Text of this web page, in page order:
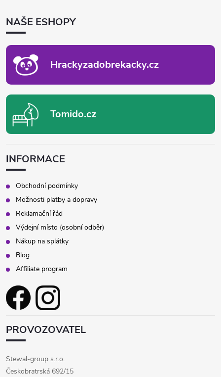
ANAŠE ESHOPY
Hrackyzadobrekacky.cz
Tomido.cz
INFORMACE
Obchodní podmínky
Možnosti platby a dopravy
Reklamační řád
Výdejní místo (osobní odběr)
Nákup na splátky
Blog
Affiliate program
PROVOZOVATEL
Stewal-group s.r.o.
Českobratrská 692/15